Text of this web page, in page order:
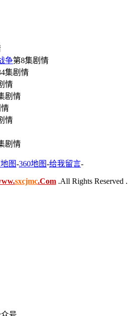
争第8集剧情
集剧情
情
剧情
情
剧情
图-360地图-给我留言-
sxcjmc.Com .All Rights Reserved .